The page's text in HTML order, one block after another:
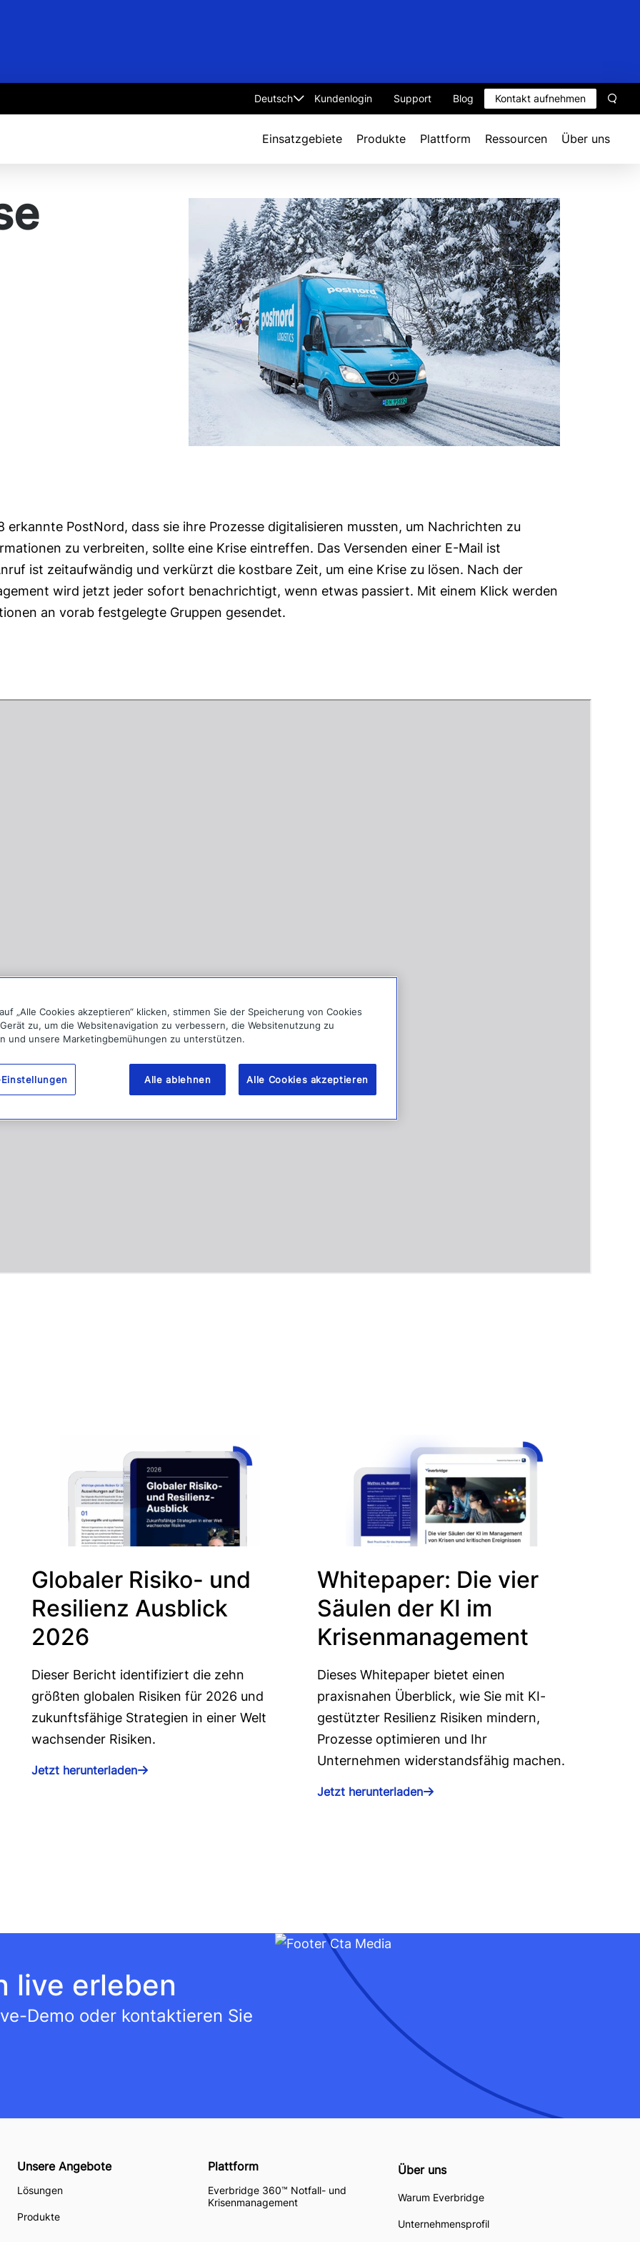
Select
Kundenlogin Support Blog Kontakt aufnehmen
Einsatzgebiete Produkte Plattform Ressourcen Über uns
PostNord, dass sie ihre Prozesse digitalisieren mussten, um Nachrichten zu
zu verbreiten, sollte eine Krise eintreffen. Das Versenden einer E-Mail ist
ist zeitaufwändig und verkürzt die kostbare Zeit, um eine Krise zu lösen. Nach der
wird jetzt jeder sofort benachrichtigt, wenn etwas passiert. Mit einem Klick werden
an vorab festgelegte Gruppen gesendet.
Globaler Risiko- und
Resilienz Ausblick
2026
Dieser Bericht identifiziert die zehn
größten globalen Risiken für 2026 und
zukunftsfähige Strategien in einer Welt
wachsender Risiken.
Jetzt herunterladen
Whitepaper: Die vier
Säulen der KI im
Krisenmanagement
Dieses Whitepaper bietet einen
praxisnahen Überblick, wie Sie mit KI-
gestützter Resilienz Risiken mindern,
Prozesse optimieren und Ihr
Unternehmen widerstandsfähig machen.
Jetzt herunterladen
live erleben
Demo oder kontaktieren Sie
Unsere Angebote
Lösungen
Produkte
Plattform
Everbridge 360™ Notfall- und
Krisenmanagement
Über uns
Warum Everbridge
Unternehmensprofil
„Alle Cookies akzeptieren“ klicken, stimmen Sie der Speicherung von Cookies
zu, um die Websitenavigation zu verbessern, die Websitenutzung zu
und unsere Marketingbemühungen zu unterstützen.
Alle ablehnen Alle Cookies akzeptieren